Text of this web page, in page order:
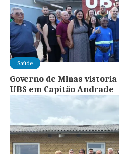
Saúde
Governo de Minas
UBS em Capitão Andrade